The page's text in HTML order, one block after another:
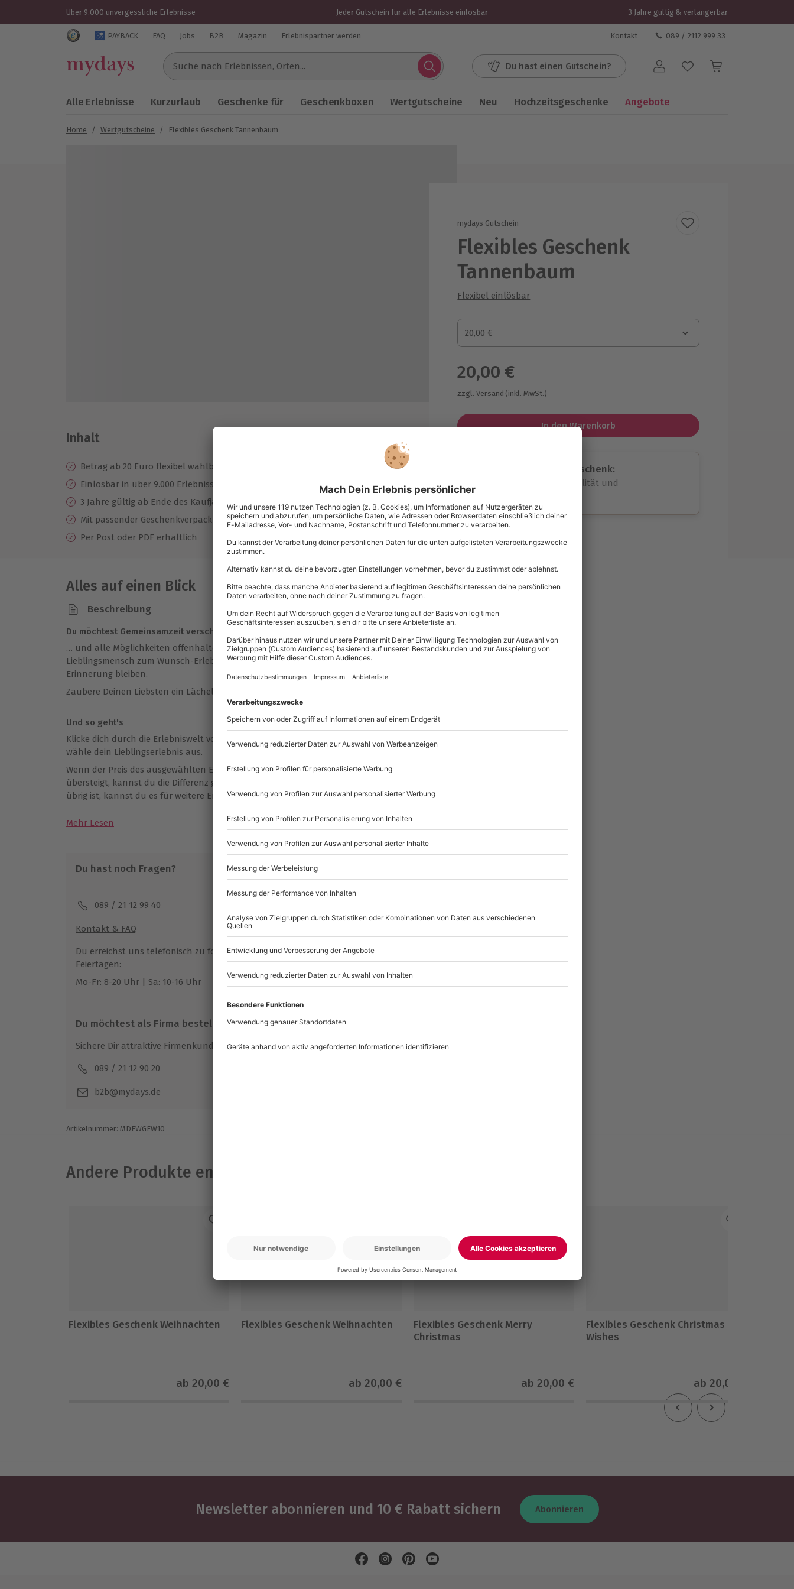
Über 9.000 unvergessliche Erlebnisse Jeder Gutschein für alle Erlebnisse einlösbar 3 Jahre gültig & verlängerbar
Trustedshops Bewertungen für mydays.de
PAYBACK FAQ Jobs B2B Magazin Erlebnispartner werden Kontakt 089 / 2112 999 33
Suche nach Erlebnissen...
Du hast einen Gutschein? Benutzerkonto
Alle Erlebnisse Kurzurlaub Geschenke für Geschenkboxen Wertgutscheine Neu Hochzeitsgeschenke Angebote
Home / Wertgutscheine / Flexibles Geschenk Tannenbaum
mydays Gutschein
Flexibles Geschenk
Tannenbaum
Flexibel einlösbar
Gutscheinbetrag
Gutscheinbetrag
20,00 €
20,00 €
zzgl. Versand (inkl. MwSt.)
In den Warenkorb
Immer das passende Geschenk:
Große Auswahl, volle Flexibilität und
maximale Sicherheit
Große Auswahl
Über 9.000 unvergessliche
Erlebnisse.
Volle Flexibilität
Maximale Sicherheit
Inhalt
Betrag ab 20 Euro flexibel wählbar
Einlösbar in über 9.000 Erlebnisse
3 Jahre gültig ab Ende des Kaufjahres
Mit passender Geschenkverpackung erhältlich
Per Post oder PDF erhältlich
Alles auf einen Blick
Beschreibung
Du möchtest Gemeinsamzeit verschenken…
… und alle Möglichkeiten offenhalten? Mit einem Wertgutschein findet Dein
Lieblingsmensch zum Wunsch-Erlebnis. So schaffst Du besondere Momente, die in
Erinnerung bleiben.
Zaubere Deinen Liebsten ein Lächeln ins Gesicht.
Und so geht's
Klicke dich durch die Erlebniswelt von mydays bei
www.mydays.de/einloesen
und
wähle dein Lieblingserlebnis aus.
Wenn der Preis des ausgewählten Erlebnisses den Wert deines Gutscheins
übersteigt, kannst du die Differenz ganz einfach bezahlen. Wenn noch etwas
übrig ist, kannst du es für weitere Erlebnisse verwenden.
Mehr Lesen
Du hast noch Fragen?
089 / 21 12 99 40
Kontakt & FAQ
Mühldorfstraße 8
Du erreichst uns telefonisch zu folgenden Zeiten, außer an bundesweiten
Feiertagen:
Mo-Fr: 8-20 Uhr | Sa: 10-16 Uhr
Du möchtest als Firma bestellen?
Sichere Dir attraktive Firmenkunden Vorteile.
089 / 21 12 90 20
b2b@mydays.de
Artikelnummer: MDFWGFW10
Andere Produkte entdecken
Flexibles Geschenk Weihnachten
ab 20,00 €
Flexibles Geschenk Weihnachten
ab 20,00 €
Flexibles Geschenk Merry
Christmas
ab 20,00 €
Flexibles Geschenk Christmas
Wishes
ab 20,00 €
Newsletter abonnieren und 10 € Rabatt sichern Abonnieren